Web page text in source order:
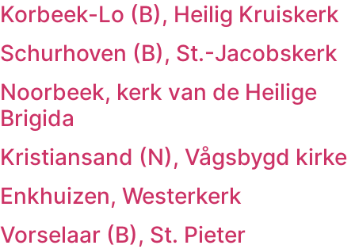
Korbeek-Lo (B), Heilig Kruiskerk
Schurhoven (B), St.-Jacobskerk
Noorbeek, kerk van de Heilige
Brigida
Kristiansand (N), Vågsbygd kirke
Enkhuizen, Westerkerk
Vorselaar (B), St. Pieter